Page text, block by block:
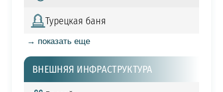
Турецкая баня
→ показать еще
ВНЕШНЯЯ ИНФРАСТРУКТУРА